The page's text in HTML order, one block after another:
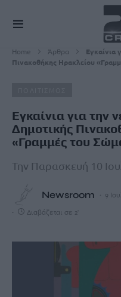
Home Άρθρα
Εγκαίνια
Πινακοθήκης Ηρακλείου
Εγκαίνια για την
Δημοτικής
«Γραμμές του
Την Παρασκευή 10
Newsroom 9
Διαβάζεται σε 2'